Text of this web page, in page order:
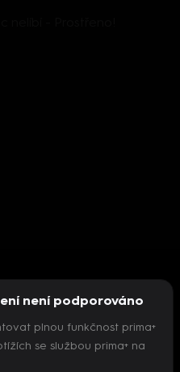
přehrávač
není podporováno
plnou funkčnost prima+
se službou prima+ na